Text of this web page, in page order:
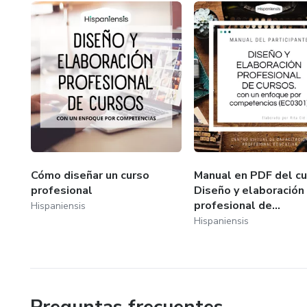
Cómo diseñar un curso
profesional
Hispaniensis
Manual en PDF del
Diseño y elaboración
profesional de...
Hispaniensis